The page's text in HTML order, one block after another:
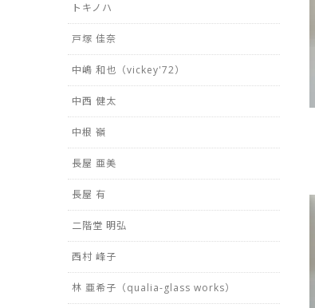
トキノハ
戸塚 佳奈
中嶋 和也（vickey'72）
中西 健太
中根 嶺
長屋 亜美
長屋 有
二階堂 明弘
西村 峰子
林 亜希子（qualia-glass works）